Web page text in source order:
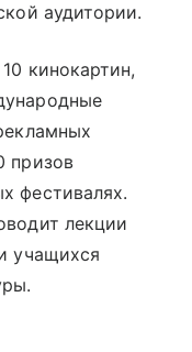
аудитории.
кинокартин,
призов
фестивалях.
лекции
учащихся